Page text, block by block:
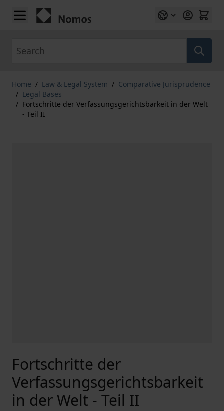
Skip to Content
Home / Law & Legal System / Comparative Jurisprudence
/ Legal Bases
/ Fortschritte der Verfassungsgerichtsbarkeit in der Welt
- Teil II
Fortschritte der
Verfassungsgerichtsbarkeit
in der Welt - Teil II